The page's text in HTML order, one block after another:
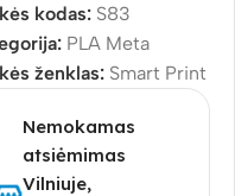
kodas: S83
PLA Meta
ženklas: Smart Print
Nemokamas
atsiėmimas
Vilniuje,